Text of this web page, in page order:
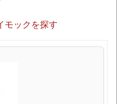
モックを探す